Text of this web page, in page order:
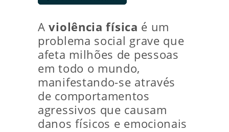
Aviolência física é um
problema social grave que
afeta milhões de pessoas
em todo o mundo,
manifestando-se através
de comportamentos
agressivos que causam
danos físicos e emocionais